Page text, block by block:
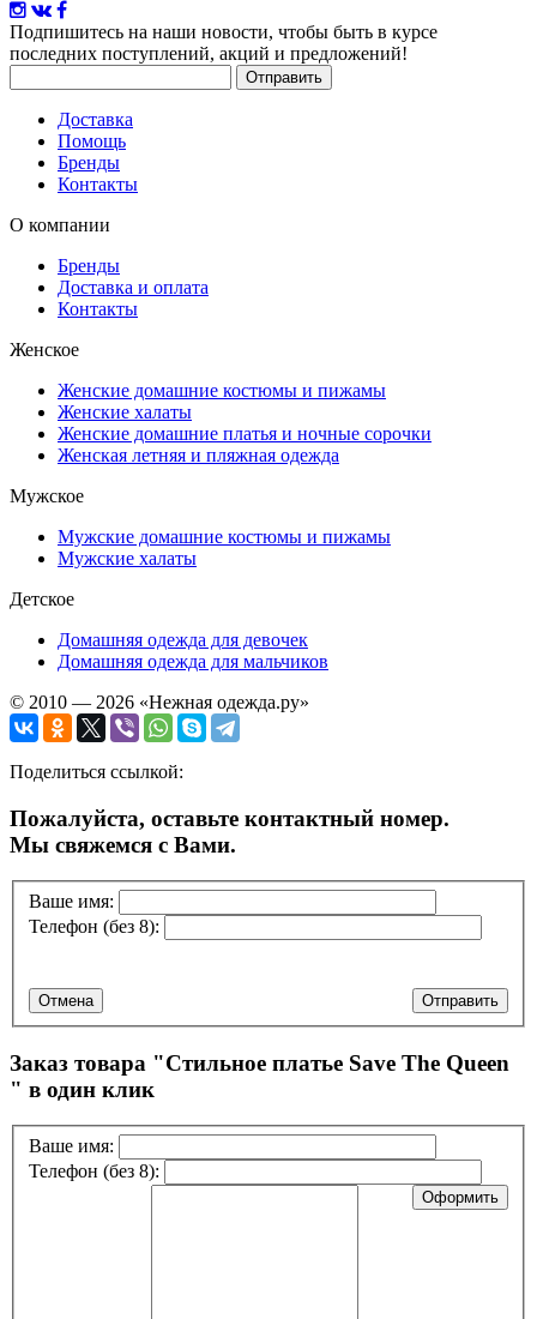
Подпишитесь на наши новости, чтобы быть в курсе
последних поступлений, акций и предложений!
Доставка
Помощь
Бренды
Контакты
О компании
Бренды
Доставка и оплата
Контакты
Женское
Женские домашние костюмы и пижамы
Женские халаты
Женские домашние платья и ночные сорочки
Женская летняя и пляжная одежда
Мужское
Мужские домашние костюмы и пижамы
Мужские халаты
Детское
Домашняя одежда для девочек
Домашняя одежда для мальчиков
© 2010 — 2026 «Нежная одежда.ру»
Поделиться ссылкой:
Пожалуйста, оставьте контактный номер.
Мы свяжемся с Вами.
Ваше имя:
Телефон (без 8):
Отправить
Отмена
Заказ товара "Стильное платье Save The Queen
" в один клик
Ваше имя:
Телефон (без 8):
Оформить